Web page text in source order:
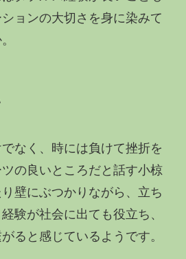
ョンの大切さを身に染みて
なく、時には負けて挫折を
の良いところだと話す小椋
壁にぶつかりながら、立ち
験が社会に出ても役立ち、
ると感じているようです。